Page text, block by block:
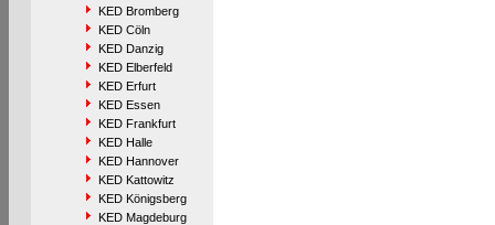
KED Bromberg
KED Cöln
KED Danzig
KED Elberfeld
KED Erfurt
KED Essen
KED Frankfurt
KED Halle
KED Hannover
KED Kattowitz
KED Königsberg
KED Magdeburg